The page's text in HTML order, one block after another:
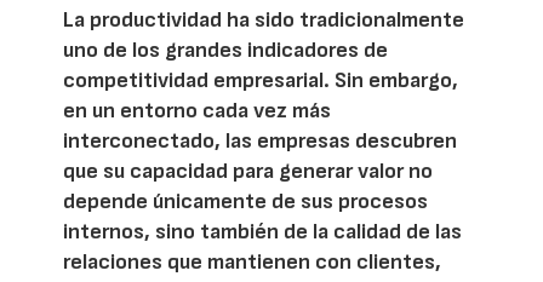
La productividad ha sido tradicionalmente
uno de los grandes indicadores de
competitividad empresarial. Sin embargo,
en un entorno cada vez más
interconectado, las empresas descubren
que su capacidad para generar valor no
depende únicamente de sus procesos
internos, sino también de la calidad de las
relaciones que mantienen con clientes,